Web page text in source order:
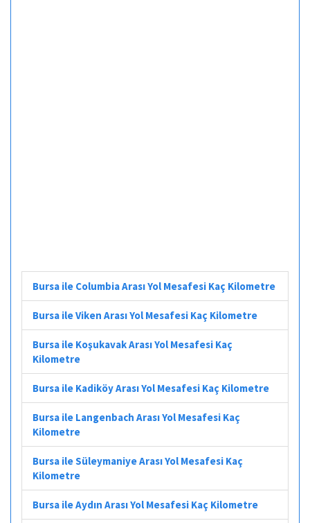
Bursa ile Columbia Arası Yol Mesafesi Kaç Kilometre
Bursa ile Viken Arası Yol Mesafesi Kaç Kilometre
Bursa ile Koşukavak Arası Yol Mesafesi Kaç
Kilometre
Bursa ile Kadiköy Arası Yol Mesafesi Kaç Kilometre
Bursa ile Langenbach Arası Yol Mesafesi Kaç
Kilometre
Bursa ile Süleymaniye Arası Yol Mesafesi Kaç
Kilometre
Bursa ile Aydın Arası Yol Mesafesi Kaç Kilometre